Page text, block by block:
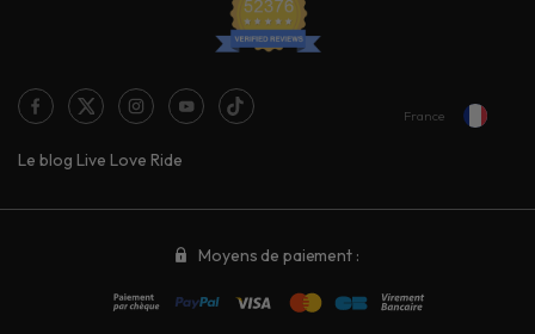
Le blog Live Love Ride
France
Moyens de paiement :